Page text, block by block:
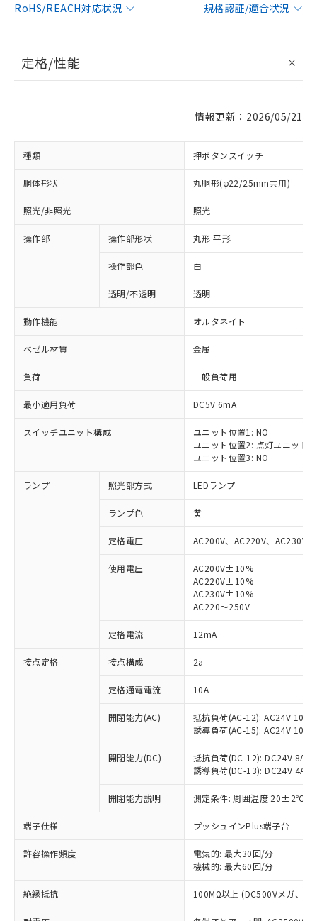
RoHS/REACH対応状況
規格認証/適合状況
定格/性能
情報更新：2026/05/21
種類 押ボタンスイッチ
胴体形状 丸胴形(φ22/25mm共用)
照光/非照光 照光
操作部 操作部形状 丸形 平形
操作部色 白
透明/不透明 透明
動作機能 オルタネイト
ベゼル材質 金属
負荷 一般負荷用
最小適用負荷 DC5V 6mA
スイッチユニット構成
ユニット位置1: NO
ユニット位置2: 点灯ユニット
ユニット位置3: NO
ランプ 照光部方式 LEDランプ
ランプ色 黄
定格電圧 AC200V、AC220V、AC230V
使用電圧
AC200V±10%
AC220V±10%
AC230V±10%
AC220～250V
定格電流 12mA
接点定格 接点構成 2a
定格通電電流 10A
開閉能力(AC)
抵抗負荷(AC-12): AC24V 10A/
誘導負荷(AC-15): AC24V
開閉能力(DC)
抵抗負荷(DC-12): DC24V 8A/
誘導負荷(DC-13): DC24V 4A/
開閉能力説明 測定条件: 周囲温度 20±2℃、
端子仕様 プッシュインPlus端子台
許容操作頻度
電気的: 最大30回/分
機械的: 最大60回/分
絶縁抵抗 100MΩ以上 (DC500Vメガ、点
以下の条件をお読みいただき、同意のうえ
本サービスは、当社制御機器事業取扱
商品の当社在庫状況および標準価格
(税抜)を提供させていただくもので
本サービスの対象外となる商品もある
ことをご了承ください。
在庫状況および標準価格照会結果は、
記載している更新日時点での社内デー
タに基づき作成されるものであり、閲
覧された時点での実際の在庫および標
対応済み：EU RoHS指令（10物質）の
非含有に対応した製品が提供可能な商品で
対応予定：EU RoHS指令（10物質）の非含
有に対応した製品に切り替える予定のある
対応予定なし：EU RoHS指令（10物質）の
非含有に非対応の商品で、対応品を出す予
調査・確認中：EU RoHS指令（10物質）の
非含有の対応状況を調査中または確認中の
非該当品：ライセンス料など無形物で、有
害物質有無と関係のない商品です。
仕入先様の事情により、非含有部品として
いたものが、含有品と判明した場合などや
むを得ず変更することがあります。
鉛(Pb) 1000ppm以下、 水銀(Hg) 1000ppm以下、 カド
六価クロム(Cr(Ⅵ)) 1000ppm以下、ポリ臭化ビフェニル
※1 中国RoHS○×表
「○」：最大均質材料含有率が中国RoHSの
基準値以下であることを示します。
「×」：最大均質材料含有率が中国RoHSの
基準値を超えていることを示します。
「－」：未確認です。当社販売部門へお問
*中国RoHS10物質の基準値 (GB/T26572)：
Pb(鉛) :1000ppm、 Hg(水銀) : 1000ppm、 Cd(カドミウ
当社は、これら貴社製品のうち、外国
為替および外国貿易法に定める商品
（以下｢規制貨物等」という）を輸出
または国外への提供する場合は、日本
国政府の輸出許可(または役務取引許
可)を取得するなどの必要な手続きを